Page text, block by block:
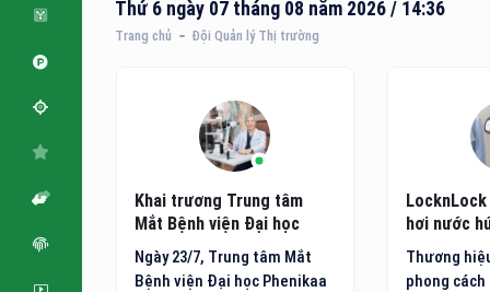
Thứ 6 ngày 07 tháng 08 năm 2026 / 14:36
Trang chủ Đội Quản lý Thị trường
Mắt
LocknLock ra mắt bàn ủi
hơi nước hút vải thông
minh thế hệ mới
Thương hiệu gia dụng và
phong cách sống toàn cầu
Hotel de la
vào top 10
đến nội
Nam
Hotel de la
MGallery